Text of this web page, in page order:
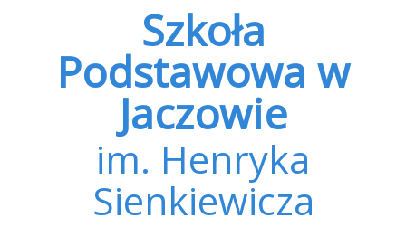
Szkoła
Podstawowa w
Jaczowie
im. Henryka
Sienkiewicza